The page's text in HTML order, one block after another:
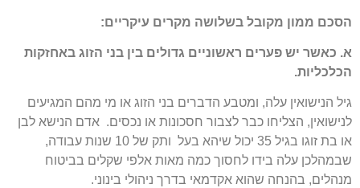
הסכם ממון מקובל בשלושה מקרים עיקריים:
א. כאשר יש פערים ראשוניים גדולים בין בני הזוג באחזקות
הכלכליות.
גיל הנישואין עלה, ומטבע הדברים בני הזוג או מי מהם המגיעים
לנישואין, הצליחו כבר לצבור חסכונות או נכסים. אדם הנישא לבן
או בת זוגו בגיל 35 יכול שיהא בעל ותק של 10 שנות עבודה,
שבמהלכן עלה בידו לחסוך כמה מאות אלפי שקלים בביטוח
מנהלים, בהנחה שהוא אקדמאי בדרך ניהולי בינוני.